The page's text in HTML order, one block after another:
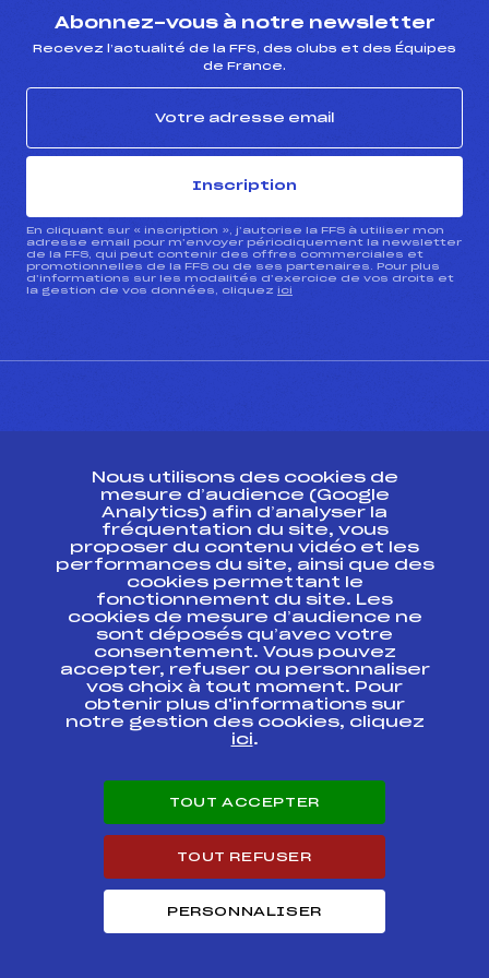
Abonnez-vous à notre newsletter
Recevez l’actualité de la FFS, des clubs et des Équipes
de France.
Inscription
En cliquant sur « inscription », j’autorise la FFS à utiliser mon
adresse email pour m’envoyer périodiquement la newsletter
de la FFS, qui peut contenir des offres commerciales et
promotionnelles de la FFS ou de ses partenaires. Pour plus
d’informations sur les modalités d’exercice de vos droits et
la gestion de vos données, cliquez ici
Ressources
Pass’Neige
Projet sportif fédéral
Projet de performance fédéral
Antidopage
Pôle Développement, Formation, Suivi
Scientifique
Listes ministérielles
Pôle vie de l’athlète
Enseignement professionnel
Carrières
Nous utilisons des cookies de
mesure d’audience (Google
Analytics) afin d’analyser la
fréquentation du site, vous
proposer du contenu vidéo et les
performances du site, ainsi que des
cookies permettant le
fonctionnement du site. Les
cookies de mesure d’audience ne
sont déposés qu’avec votre
consentement. Vous pouvez
accepter, refuser ou personnaliser
vos choix à tout moment. Pour
obtenir plus d'informations sur
notre gestion des cookies, cliquez
ici.
TOUT ACCEPTER
TOUT REFUSER
PERSONNALISER